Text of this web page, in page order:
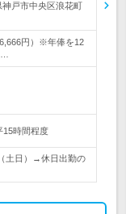
神戸市中央区浪花町
円）※年俸を12
15時間程度
土日）→休日出勤の